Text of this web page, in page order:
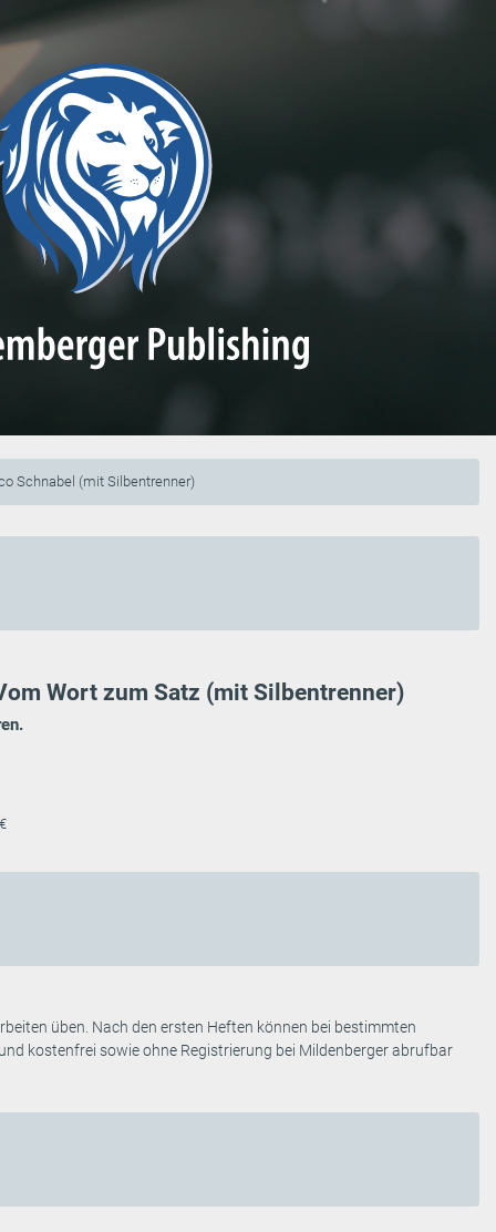
Schnabel (mit Silbentrenner)
Wort zum Satz (mit Silbentrenner)
üben. Nach den ersten Heften können bei bestimmten
kostenfrei sowie ohne Registrierung bei Mildenberger abrufbar